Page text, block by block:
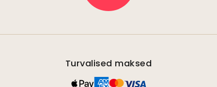
Turvalised maksed